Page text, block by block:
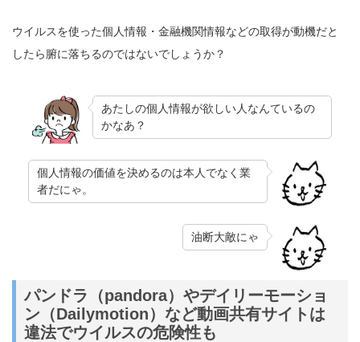
ウイルスを使った個人情報・金融機関情報などの取得が動機だと
したら腑に落ちるのではないでしょうか？
あたしの個人情報が欲しい人なんているの
かなあ？
個人情報の価値を決めるのは本人でなく業
者だにゃ。
油断大敵にゃ
パンドラ（pandora）やデイリーモーショ
ン（Dailymotion）など動画共有サイトは
違法でウイルスの危険性も